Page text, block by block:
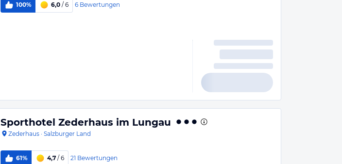
100% 6,0 / 6 6 Bewertungen
Sporthotel Zederhaus im Lungau
Zederhaus · Salzburger Land
61% 4,7 / 6 21 Bewertungen